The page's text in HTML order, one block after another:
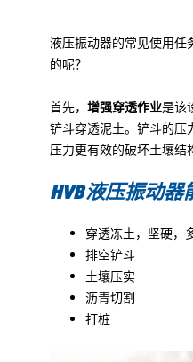
液压振动器的常见使用任
的呢？
首先， 增强穿透作业是该
铲斗穿透泥土。铲斗的压
压力更有效的破坏土壤结
HVB液压振动器
穿透冻土，坚硬，
排空铲斗
土壤压实
沥青切割
打桩